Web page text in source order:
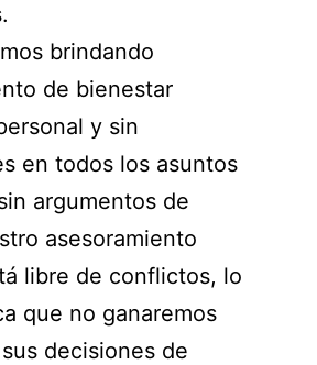
brindando
de bienestar
y sin
en todos los asuntos
argumentos de
asesoramiento
libre de conflictos, lo
que no ganaremos
decisiones de